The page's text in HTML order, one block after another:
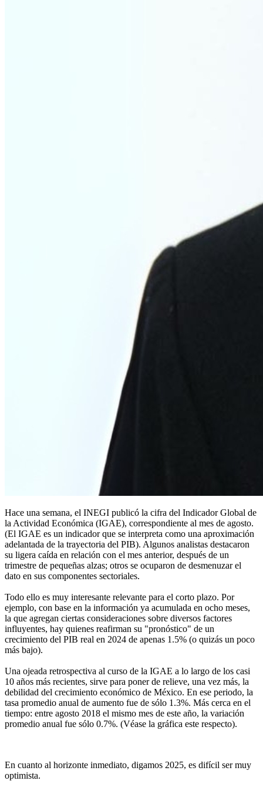
Hace una semana, el INEGI publicó la cifra del Indicador Global de
la Actividad Económica (IGAE), correspondiente al mes de agosto.
(El IGAE es un indicador que se interpreta como una aproximación
adelantada de la trayectoria del PIB). Algunos analistas destacaron
su ligera caída en relación con el mes anterior, después de un
trimestre de pequeñas alzas; otros se ocuparon de desmenuzar el
dato en sus componentes sectoriales.
Todo ello es muy interesante relevante para el corto plazo. Por
ejemplo, con base en la información ya acumulada en ocho meses,
la que agregan ciertas consideraciones sobre diversos factores
influyentes, hay quienes reafirman su "pronóstico" de un
crecimiento del PIB real en 2024 de apenas 1.5% (o quizás un poco
más bajo).
Una ojeada retrospectiva al curso de la IGAE a lo largo de los casi
10 años más recientes, sirve para poner de relieve, una vez más, la
debilidad del crecimiento económico de México. En ese periodo, la
tasa promedio anual de aumento fue de sólo 1.3%. Más cerca en el
tiempo: entre agosto 2018 el mismo mes de este año, la variación
promedio anual fue sólo 0.7%. (Véase la gráfica este respecto).
En cuanto al horizonte inmediato, digamos 2025, es difícil ser muy
optimista.